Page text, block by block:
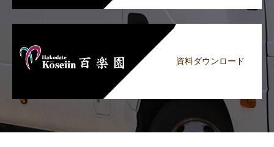
資料ダウンロード